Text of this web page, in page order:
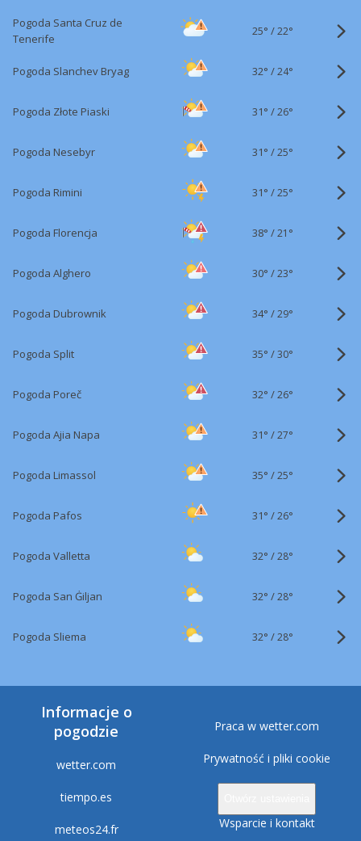
Pogoda Santa Cruz de
Tenerife
25° /22°
Pogoda Slanchev Bryag 32° /24°
Pogoda Złote Piaski 31° /26°
Pogoda Nesebyr 31° /25°
Pogoda Rimini 31° /25°
Pogoda Florencja 38° /21°
Pogoda Alghero 30° /23°
Pogoda Dubrownik 34° /29°
Pogoda Split 35° /30°
Pogoda Poreč 32° /26°
Pogoda Ajia Napa 31° /27°
Pogoda Limassol 35° /25°
Pogoda Pafos 31° /26°
Pogoda Valletta 32° /28°
Pogoda San Ġiljan 32° /28°
Pogoda Sliema 32° /28°
Informacje o
pogodzie
wetter.com
tiempo.es
meteos24.fr
Praca w wetter.com
Prywatność i pliki cookie
Wsparcie i kontakt